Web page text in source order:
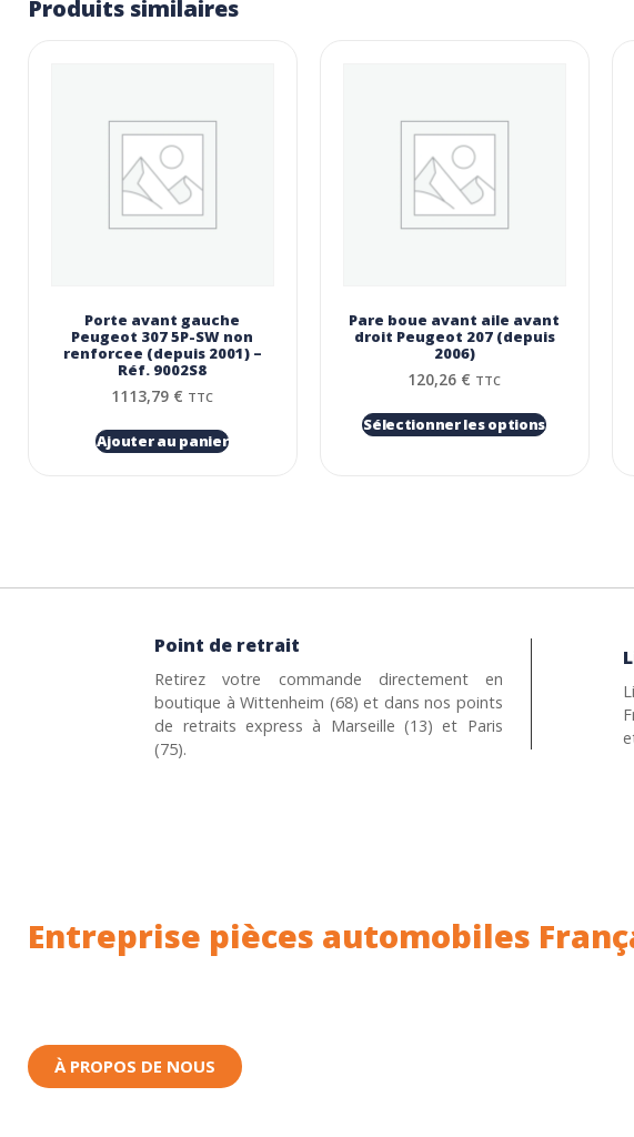
Produits similaires
Porte avant gauche
Peugeot 307 5P-SW non
renforcee (depuis 2001) –
Réf. 9002S8
1113,79 € TTC
Ajouter au panier
Pare boue avant aile avant
droit Peugeot 207 (depuis
2006)
120,26 € TTC
Sélectionner les options
Point de retrait
Retirez votre commande directement en
boutique à Wittenheim (68) et dans nos points
de retraits express à Marseille (13) et Paris
(75).
Entreprise pièces automobiles
À PROPOS DE NOUS